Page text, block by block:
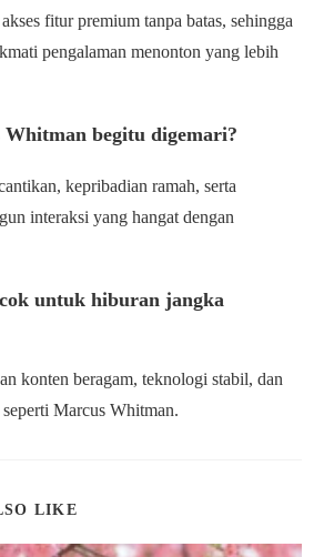
fitur premium tanpa batas, sehingga
pengalaman menonton yang lebih
begitu digemari?
kepribadian ramah, serta
interaksi yang hangat dengan
untuk hiburan jangka
konten beragam, teknologi stabil, dan
Marcus Whitman.
LIKE